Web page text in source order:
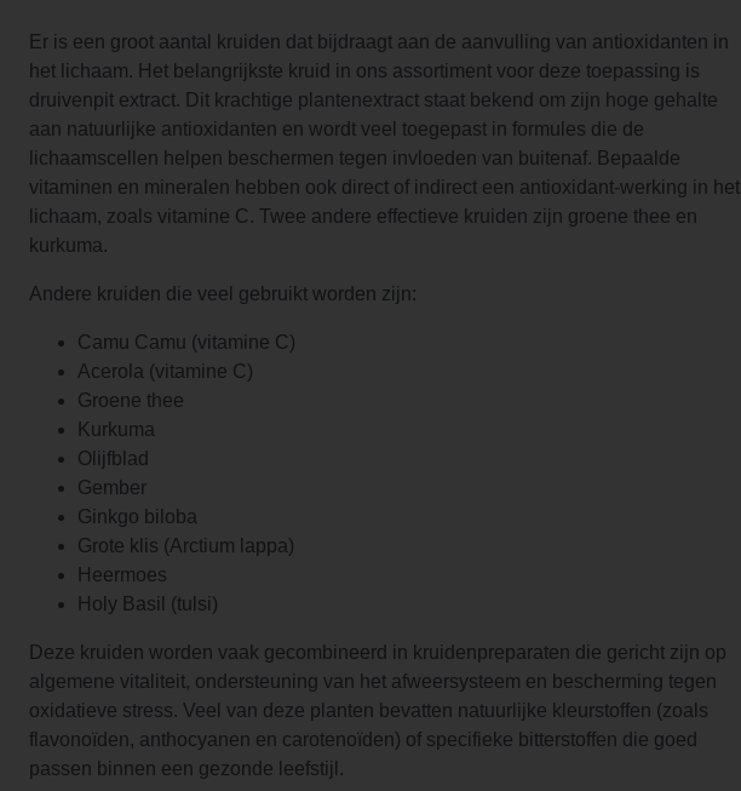
Er is een groot aantal kruiden dat bijdraagt aan de aanvulling van antioxidanten in
het lichaam. Het belangrijkste kruid in ons assortiment voor deze toepassing is
druivenpit extract. Dit krachtige plantenextract staat bekend om zijn hoge gehalte
aan natuurlijke antioxidanten en wordt veel toegepast in formules die de
lichaamscellen helpen beschermen tegen invloeden van buitenaf. Bepaalde
vitaminen en mineralen hebben ook direct of indirect een antioxidant-werking in het
lichaam, zoals vitamine C. Twee andere effectieve kruiden zijn groene thee en
kurkuma.
Andere kruiden die veel gebruikt worden zijn:
Camu Camu (vitamine C)
Acerola (vitamine C)
Groene thee
Kurkuma
Olijfblad
Gember
Ginkgo biloba
Grote klis (Arctium lappa)
Heermoes
Holy Basil (tulsi)
Deze kruiden worden vaak gecombineerd in kruidenpreparaten die gericht zijn op
algemene vitaliteit, ondersteuning van het afweersysteem en bescherming tegen
oxidatieve stress. Veel van deze planten bevatten natuurlijke kleurstoffen (zoals
flavonoïden, anthocyanen en carotenoïden) of specifieke bitterstoffen die goed
passen binnen een gezonde leefstijl.